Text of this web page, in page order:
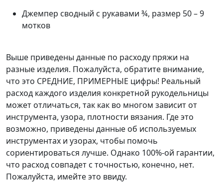
Джемпер сводный с рукавами ¾, размер 50 – 9
мотков
Выше приведены данные по расходу пряжи на
разные изделия. Пожалуйста, обратите внимание,
что это СРЕДНИЕ, ПРИМЕРНЫЕ цифры! Реальный
расход каждого изделия конкретной рукодельницы
может отличаться, так как во многом зависит от
инструмента, узора, плотности вязания. Где это
возможно, приведены данные об используемых
инструментах и узорах, чтобы помочь
сориентироваться лучше. Однако 100%-ой гарантии,
что расход совпадет с точностью, конечно, нет.
Пожалуйста, имейте это ввиду.